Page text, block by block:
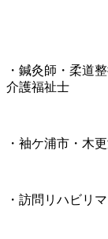
・鍼灸師・柔道
介護福祉士
・袖ケ浦市・木
・訪問リハビリ